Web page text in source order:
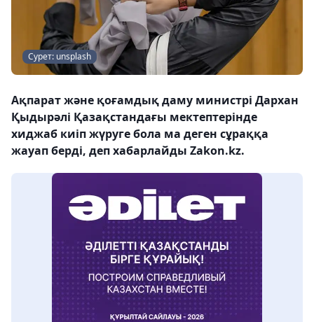
Сурет: unsplash
Ақпарат және қоғамдық даму министрі Дархан
Қыдырәлі Қазақстандағы мектептерінде
хиджаб киіп жүруге бола ма деген сұраққа
жауап берді, деп хабарлайды Zakon.kz.